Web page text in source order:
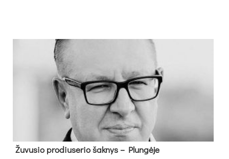
Žu­vu­sio pro­diu­se­rio šak­nys – Plun­gė­je